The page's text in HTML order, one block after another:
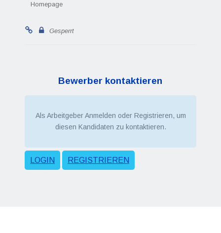
Homepage
Gesperrt
Bewerber kontaktieren
Als Arbeitgeber Anmelden oder Registrieren, um
diesen Kandidaten zu kontaktieren.
LOGIN REGISTRIEREN